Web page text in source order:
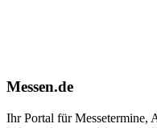
Messen.de
Ihr Portal für Messetermine,